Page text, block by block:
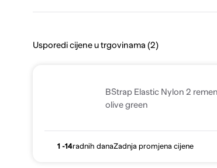
Usporedi cijene u trgovinama (2)
BStrap Elastic Nylon 2
olive green
1 -14radnih danaZadnja promjena cijene